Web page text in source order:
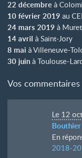
22 décembre à
10 février 2019 au
24 mars 2019 à Muret
14 avril à Saint-Jory
8 mai à Villeneuve-
30 juin à Toulouse-
Vos commentaires
Le 12
Bouthier
En
2018-